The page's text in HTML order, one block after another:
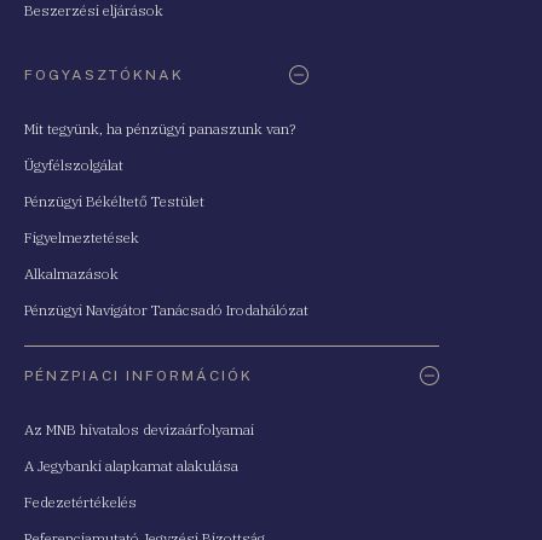
Beszerzési eljárások
FOGYASZTÓKNAK
Mit tegyünk, ha pénzügyi panaszunk van?
Ügyfélszolgálat
Pénzügyi Békéltető Testület
Figyelmeztetések
Alkalmazások
Pénzügyi Navigátor Tanácsadó Irodahálózat
PÉNZPIACI INFORMÁCIÓK
Az MNB hivatalos devizaárfolyamai
A Jegybanki alapkamat alakulása
Fedezetértékelés